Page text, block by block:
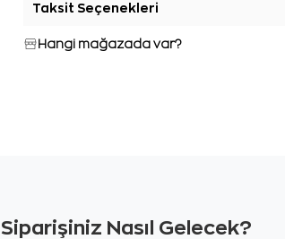
Taksit Seçenekleri
Hangi mağazada var?
Siparişiniz Nasıl Gelecek?